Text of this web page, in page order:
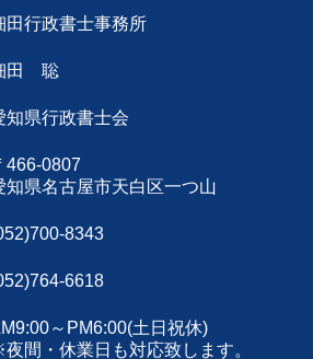
田行政書士事務所
田 聡
知県行政書士会
466-0807
知県名古屋市天白区一つ山
8343
6618
～PM6:00(土日祝休)
間・休業日も対応致します。